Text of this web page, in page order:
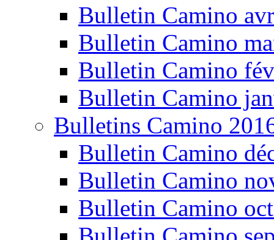
Bulletin Camino
Bulletin Camino
Bulletin Camino
Bulletin Camino
Bulletins Camino
Bulletin Camino
Bulletin Camino
Bulletin Camino